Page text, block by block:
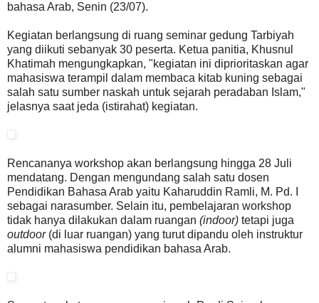
bahasa Arab, Senin (23/07).
Kegiatan berlangsung di ruang seminar gedung Tarbiyah
yang diikuti sebanyak 30 peserta. Ketua panitia, Khusnul
Khatimah mengungkapkan, "kegiatan ini diprioritaskan agar
mahasiswa terampil dalam membaca kitab kuning sebagai
salah satu sumber naskah untuk sejarah peradaban Islam,"
jelasnya saat jeda (istirahat) kegiatan.
Rencananya workshop akan berlangsung hingga 28 Juli
mendatang. Dengan mengundang salah satu dosen
Pendidikan Bahasa Arab yaitu Kaharuddin Ramli, M. Pd. I
sebagai narasumber. Selain itu, pembelajaran workshop
tidak hanya dilakukan dalam ruangan (indoor) tetapi juga
outdoor(di luar ruangan) yang turut dipandu oleh instruktur
alumni mahasiswa pendidikan bahasa Arab.